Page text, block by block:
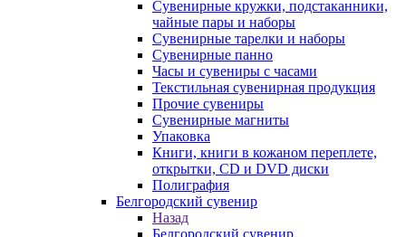
Сувенирные кружки, подстаканники,
чайные пары и наборы
Сувенирные тарелки и наборы
Сувенирные панно
Часы и сувениры с часами
Текстильная сувенирная продукция
Прочие сувениры
Сувенирные магниты
Упаковка
Книги, книги в кожаном переплете,
открытки, CD и DVD диски
Полиграфия
Белгородский сувенир
Назад
Белгородский сувенир